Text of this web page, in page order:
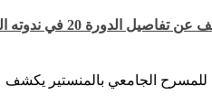
20 في ندوته الصحفية￼
للمسرح الجامعي بالمنستير